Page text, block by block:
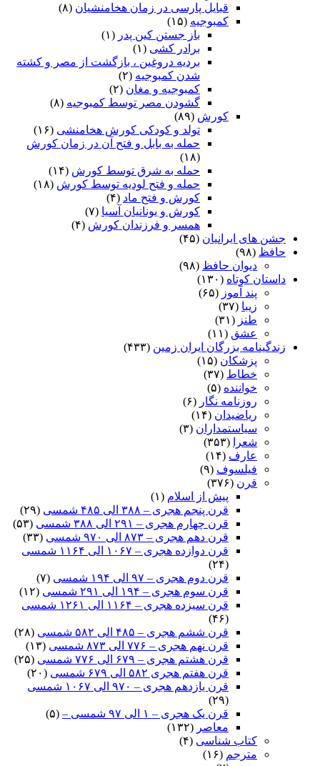
قبایل پارسی در زمان هخامنشیان (۸)
کمبوجیه (۱۵)
باز جستن کین پدر (۱)
برادر کشی (۱)
بردیه دروغین ، بازگشت از مصر و کشته
شدن کمبوجیه (۲)
کمبوجیه و مغان (۲)
گشودن مصر توسط کمبوجیه (۸)
کورش (۸۹)
تولد و کودکی کورش هخامنشی (۱۶)
حمله به بابل و فتح آن در زمان کورش
(۱۸)
حمله به شرق توسط کورش (۱۴)
حمله و فتح لودیه توسط کورش (۱۸)
کورش و فتح ماد (۴)
کورش و یونانیان آسیا (۷)
همسر و فرزندان کورش (۴)
جشن های ایرانیان (۴۵)
حافظ (۹۸)
دیوان حافظ (۹۸)
داستان کوتاه (۱۳۰)
پند آموز (۶۵)
زیبا (۳۷)
طنز (۳۱)
عشق (۱۱)
زندگینامه بزرگان ایران زمین (۴۳۳)
پزشکان (۱۵)
خطاط (۳۷)
خواننده (۵)
روزنامه نگار (۶)
ریاضیدان (۱۴)
سیاستمداران (۳)
شعرا
(۳۵۳)
عارف (۱۴)
فیلسوف (۹)
قرن (۳۷۶)
پیش از اسلام (۱)
قرن پنجم هجری – ۳۸۸ الی ۴۸۵ شمسی
(۲۹)
قرن چهارم هجری – ۲۹۱ الی ۳۸۸ شمسی
(۵۳)
قرن دهم هجری – ۸۷۳ الی ۹۷۰ شمسی
(۳۳)
قرن دوازده هجری – ۱۰۶۷ الی ۱۱۶۴ شمسی
(۲۴)
قرن دوم هجری – ۹۷ الی ۱۹۴ شمسی
(۷)
قرن سوم هجری – ۱۹۴ الی ۲۹۱ شمسی
(۱۲)
قرن سیزده هجری – ۱۱۶۴ الی ۱۲۶۱ شمسی
(۴۶)
قرن ششم هجری – ۴۸۵ الی ۵۸۲ شمسی
(۲۸)
قرن نهم هجری – ۷۷۶ الی ۸۷۳ شمسی
(۱۳)
قرن هشتم هجری – ۶۷۹ الی ۷۷۶ شمسی
(۲۵)
قرن هفتم هجری ۵۸۲ الی ۶۷۹ شمسی
(۲۰)
قرن یازدهم هجری – ۹۷۰ الی ۱۰۶۷ شمسی
(۲۹)
قرن یک هجری – ۱ الی ۹۷ شمسی –
(۵)
معاصر (۱۳۲)
کتاب شناسی (۴)
مترجم (۱۶)